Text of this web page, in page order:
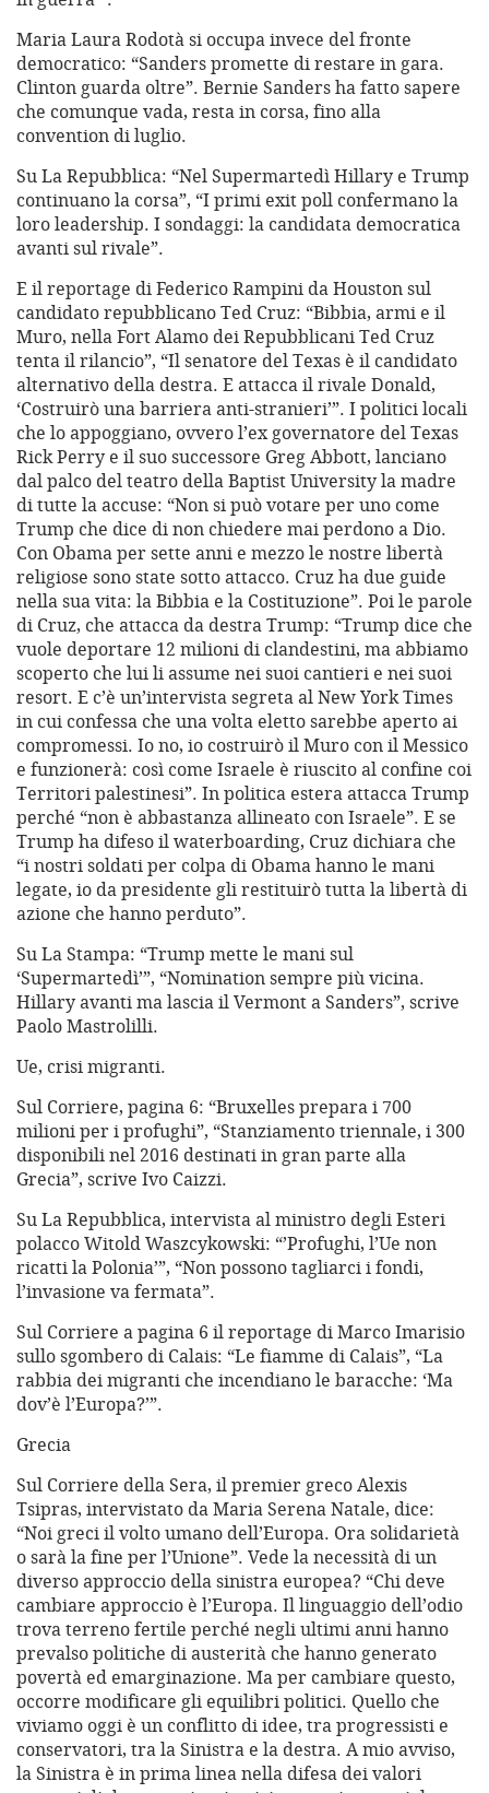
Maria Laura Rodotà si occupa invece del fronte
democratico: “Sanders promette di restare in gara.
Clinton guarda oltre”. Bernie Sanders ha fatto sapere
che comunque vada, resta in corsa, fino alla
convention di luglio.
Su La Repubblica: “Nel Supermartedì Hillary e Trump
continuano la corsa”, “I primi exit poll confermano la
loro leadership. I sondaggi: la candidata democratica
avanti sul rivale”.
E il reportage di Federico Rampini da Houston sul
candidato repubblicano Ted Cruz: “Bibbia, armi e il
Muro, nella Fort Alamo dei Repubblicani Ted Cruz
tenta il rilancio”, “Il senatore del Texas è il candidato
alternativo della destra. E attacca il rivale Donald,
‘Costruirò una barriera anti-stranieri’”. I politici locali
che lo appoggiano, ovvero l’ex governatore del Texas
Rick Perry e il suo successore Greg Abbott, lanciano
dal palco del teatro della Baptist University la madre
di tutte la accuse: “Non si può votare per uno come
Trump che dice di non chiedere mai perdono a Dio.
Con Obama per sette anni e mezzo le nostre libertà
religiose sono state sotto attacco. Cruz ha due guide
nella sua vita: la Bibbia e la Costituzione”. Poi le parole
di Cruz, che attacca da destra Trump: “Trump dice che
vuole deportare 12 milioni di clandestini, ma abbiamo
scoperto che lui li assume nei suoi cantieri e nei suoi
resort. E c’è un’intervista segreta al New York Times
in cui confessa che una volta eletto sarebbe aperto ai
compromessi. Io no, io costruirò il Muro con il Messico
e funzionerà: così come Israele è riuscito al confine coi
Territori palestinesi”. In politica estera attacca Trump
perché “non è abbastanza allineato con Israele”. E se
Trump ha difeso il waterboarding, Cruz dichiara che
“i nostri soldati per colpa di Obama hanno le mani
legate, io da presidente gli restituirò tutta la libertà di
azione che hanno perduto”.
Su La Stampa: “Trump mette le mani sul
‘Supermartedì’”, “Nomination sempre più vicina.
Hillary avanti ma lascia il Vermont a Sanders”, scrive
Paolo Mastrolilli.
Ue, crisi migranti.
Sul Corriere, pagina 6: “Bruxelles prepara i 700
milioni per i profughi”, “Stanziamento triennale, i 300
disponibili nel 2016 destinati in gran parte alla
Grecia”, scrive Ivo Caizzi.
Su La Repubblica, intervista al ministro degli Esteri
polacco Witold Waszcykowski: “’Profughi, l’Ue non
ricatti la Polonia’”, “Non possono tagliarci i fondi,
l’invasione va fermata”.
Sul Corriere a pagina 6 il reportage di Marco Imarisio
sullo sgombero di Calais: “Le fiamme di Calais”, “La
rabbia dei migranti che incendiano le baracche: ‘Ma
dov’è l’Europa?’”.
Grecia
Sul Corriere della Sera, il premier greco Alexis
Tsipras, intervistato da Maria Serena Natale, dice:
“Noi greci il volto umano dell’Europa. Ora solidarietà
o sarà la fine per l’Unione”. Vede la necessità di un
diverso approccio della sinistra europea? “Chi deve
cambiare approccio è l’Europa. Il linguaggio dell’odio
trova terreno fertile perché negli ultimi anni hanno
prevalso politiche di austerità che hanno generato
povertà ed emarginazione. Ma per cambiare questo,
occorre modificare gli equilibri politici. Quello che
viviamo oggi è un conflitto di idee, tra progressisti e
conservatori, tra la Sinistra e la destra. A mio avviso,
la Sinistra è in prima linea nella difesa dei valori